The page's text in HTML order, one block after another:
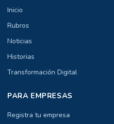
Inicio
Rubros
Noticias
Historias
Transformación Digital
PARA EMPRESAS
Registra tu empresa